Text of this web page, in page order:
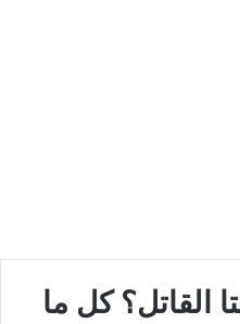
القاتل؟ كل ما